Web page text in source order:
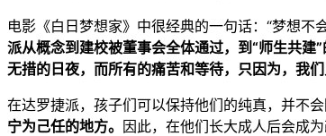
电影《白日梦想家》中很经典的一句话：“梦想不
派从概念到建校被董事会全体通过，到“师生共
无措的日夜，而所有的痛苦和等待，只因为，我们
在达罗捷派，孩子们可以保持他们的纯真，并不
宁为己任的地方。 因此，在他们长大成人后会成